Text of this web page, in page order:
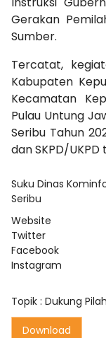
Gerakan
Sumber.
Tercatat,
Kabupaten
Kecamatan
Pulau Untung
Seribu Tahun
dan SKPD/UKPD
Suku Dinas
Seribu
Website
Twitter
Facebook
Instagram
Topik : Dukung
Download